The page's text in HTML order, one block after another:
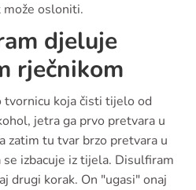
osloniti.
djeluje
rječnikom
koja čisti tijelo od
jetra ga prvo pretvara u
zatim tu tvar brzo pretvara u
izbacuje iz tijela. Disulfiram
drugi korak. On "ugasi" onaj